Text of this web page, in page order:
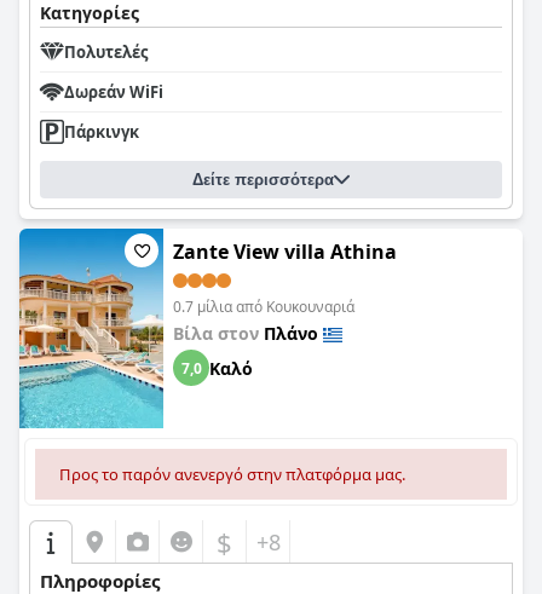
Κατηγορίες
Πολυτελές
Δωρεάν WiFi
Πάρκινγκ
Δείτε περισσότερα
Zante View villa Athina
0.7 μίλια από Κουκουναριά
Βίλα στον Πλάνο
7,0 Καλό
Προς το παρόν ανενεργό στην πλατφόρμα μας.
$ +8
Πληροφορίες